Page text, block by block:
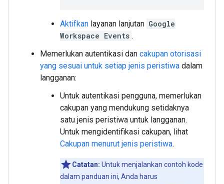
Aktifkan layanan lanjutan Google
Workspace Events .
Memerlukan autentikasi dan cakupan otorisasi
yang sesuai untuk setiap jenis peristiwa dalam
langganan:
Untuk autentikasi pengguna, memerlukan
cakupan yang mendukung setidaknya
satu jenis peristiwa untuk langganan.
Untuk mengidentifikasi cakupan, lihat
Cakupan menurut jenis peristiwa.
Catatan: Untuk menjalankan contoh kode
dalam panduan ini, Anda harus